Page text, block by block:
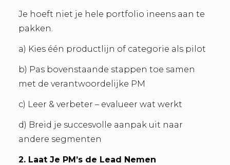
Je hoeft niet je hele portfolio ineens aan te
pakken.
a) Kies één productlijn of categorie als pilot
b) Pas bovenstaande stappen toe samen
met de verantwoordelijke PM
c) Leer & verbeter – evalueer wat werkt
d) Breid je succesvolle aanpak uit naar
andere segmenten
2. Laat Je PM’s de Lead Nemen